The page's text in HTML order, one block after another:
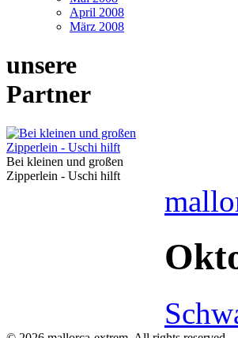
April 2008
März 2008
unsere
Partner
Bei kleinen und großen
Zipperlein - Uschi hilft